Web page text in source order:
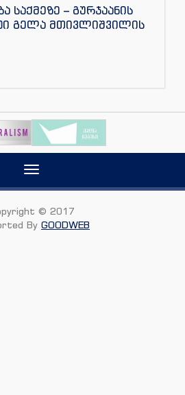
საქმეზე – გურჯაანის
გელა მთივლიშვილის
Toggle
© 2017
By GOODWEB